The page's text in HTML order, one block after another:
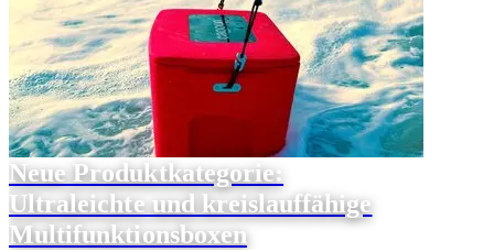
Neue Produktkategorie:
Ultraleichte und kreislauffähige
Multifunktionsboxen